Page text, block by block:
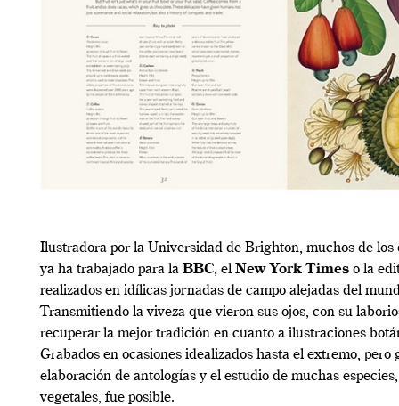
Ilustradora por la Universidad de Brighton, muchos de los
ya ha trabajado para la BBC, el New York Times o la
realizados en idílicas jornadas de campo alejadas del
Transmitiendo la viveza que vieron sus ojos, con su
recuperar la mejor tradición en cuanto a ilustraciones
Grabados en ocasiones idealizados hasta el extremo, pero
elaboración de antologías y el estudio de muchas
vegetales, fue posible.